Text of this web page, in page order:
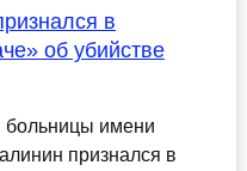
в
об убийстве
больницы имени
признался в